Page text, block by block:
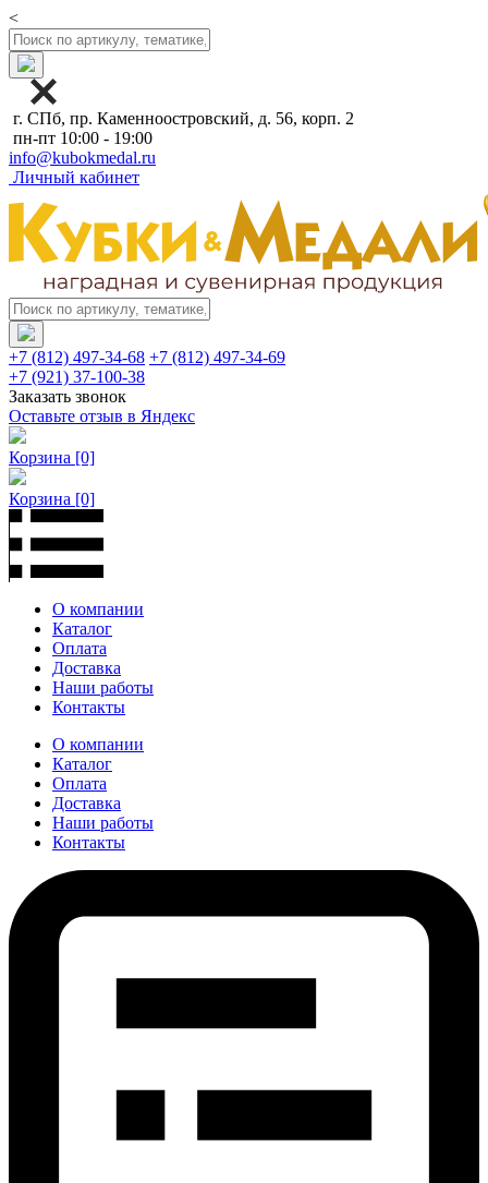
<
г. СПб, пр. Каменноостровский, д. 56, корп. 2
пн-пт 10:00 - 19:00
info@kubokmedal.ru
Личный кабинет
+7 (812) 497-34-68 +7 (812) 497-34-69
+7 (921) 37-100-38
Заказать звонок
Оставьте отзыв в Яндекс
Корзина [0]
Корзина [0]
О компании
Каталог
Оплата
Доставка
Наши работы
Контакты
О компании
Каталог
Оплата
Доставка
Наши работы
Контакты